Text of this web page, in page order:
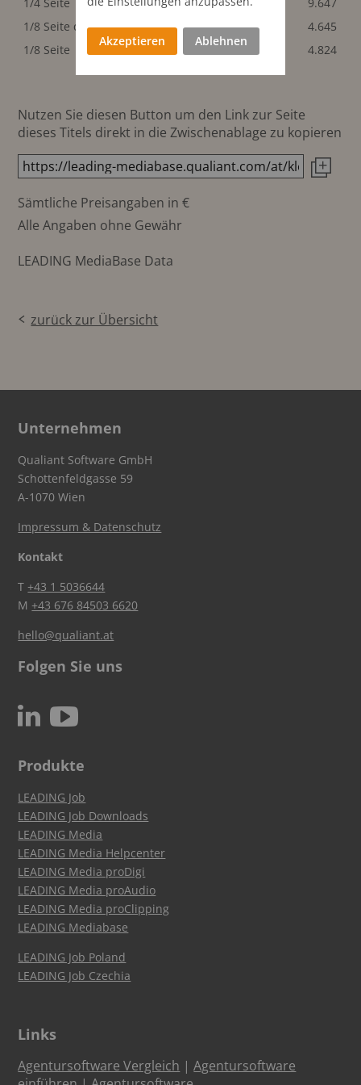
1/8 Seite quer
98x65 mm
4.645
1/8 Seite
47x135 mm 4.824
Nutzen Sie diesen Button um den Link zur Seite
dieses Titels direkt in die Zwischenablage zu kopieren
Sämtliche Preisangaben in €
Alle Angaben ohne Gewähr
LEADING MediaBase Data
zurück zur Übersicht
Unternehmen
Qualiant Software GmbH
Schottenfeldgasse 59
A-1070 Wien
Impressum & Datenschutz
Kontakt
T+43 1 5036644
M+43 676 84503 6620
hello@qualiant.at
Folgen Sie uns
N c
Produkte
LEADING Job
LEADING Job Downloads
LEADING Media
LEADING Media Helpcenter
LEADING Media proDigi
LEADING Media proAudio
LEADING Media proClipping
LEADING Mediabase
LEADING Job Poland
LEADING Job Czechia
Links
Agentursoftware Vergleich |Agentursoftware
Akzeptieren Ablehnen